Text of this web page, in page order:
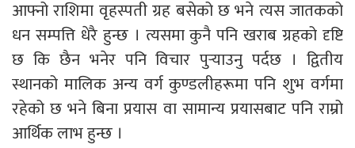
आफ्नो राशिमा वृहस्पती ग्रह बसेको छ भने त्यस जातकको
धन सम्पत्ति धेरै हुन्छ । त्यसमा कुनै पनि खराब ग्रहको दृष्टि
छ कि छैन भनेर पनि विचार पुर्‍याउनु पर्दछ । द्वितीय
स्थानको मालिक अन्य वर्ग कुण्डलीहरूमा पनि शुभ वर्गमा
रहेको छ भने बिना प्रयास वा सामान्य प्रयासबाट पनि राम्रो
आर्थिक लाभ हुन्छ ।